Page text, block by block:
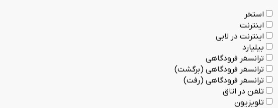
استخر
اینترنت
اینترنت در لابی
بیلیارد
ترانسفر فرودگاهی
ترانسفر فرودگاهی (برگشت)
ترانسفر فرودگاهی (رفت)
تلفن در اتاق
تلویزیون